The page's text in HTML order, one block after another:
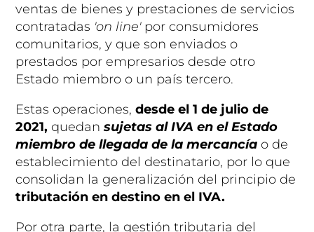
ventas de bienes y prestaciones de servicios
contratadas 'on line'por consumidores
comunitarios, y que son enviados o
prestados por empresarios desde otro
Estado miembro o un país tercero.
Estas operaciones,desde el 1 de julio de
2021, quedansujetas al IVA en el Estado
miembro de llegada de la mercancía o de
establecimiento del destinatario, por lo que
consolidan la generalización del principio de
tributación en destino en el IVA.
Por otra parte, la gestión tributaria del